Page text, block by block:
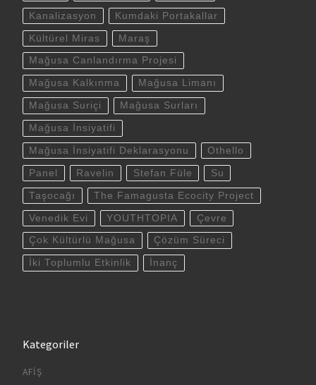
Kanalizasyon Kumdaki Portakallar
Kültürel Miras Maraş
Mağusa Canlandırma Projesi
Mağusa Kalkınma Mağusa Limanı
Mağusa Suriçi Mağusa Surları
Mağusa İnsiyatifi
Mağusa İnsiyatifi Deklarasyonu Othello
Panel Ravelin Stefan Füle Su
Taşocağı The Famagusta Ecocity Project
Venedik Evi YOUTHTOPIA Çevre
Çok Kültürlü Mağusa Çözüm Süreci
İki Toplumlu Etkinlik İnanç
Kategoriler
AFIŞ